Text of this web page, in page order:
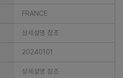
FRANCE
상세설명 참조
20240101
상세설명 참조